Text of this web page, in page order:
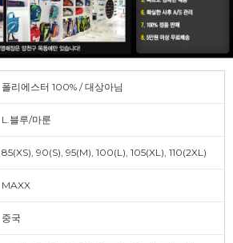
폴리에스터 100% / 대상아님
L.블루/마룬
85(XS), 90(S), 95(M), 100(L), 105(XL), 110(2XL)
MAXX
중국